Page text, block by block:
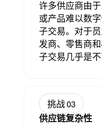
许多供应商由
或产品难以数
子交易。对于
发商、零售商
子交易几乎是
挑战 03
供应链复杂性